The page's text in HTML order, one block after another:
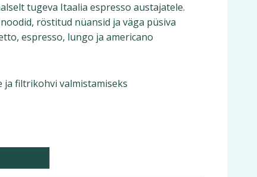
tugeva Itaalia espresso austajatele.
röstitud nüansid ja väga püsiva
espresso, lungo ja americano
ja filtrikohvi valmistamiseks